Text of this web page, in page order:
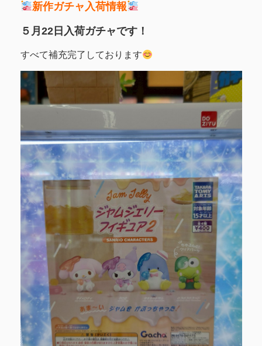
新作ガチャ入荷情報
５月22日入荷ガチャです！
すべて補充完了しております